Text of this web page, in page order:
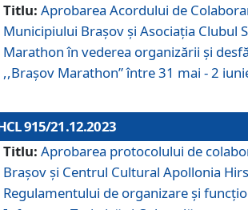
Titlu: Aprobarea Acordului de
Municipiului Brașov și Asociația Clubul
Marathon în vederea organizării și
,,Brașov Marathon” între 31 mai - 2
915/21.12.2023
Titlu: Aprobarea protocolului de
Brașov și Centrul Cultural Apollonia
Regulamentului de organizare și